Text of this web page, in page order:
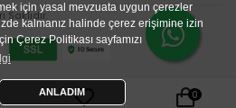
için yasal mevzuata uygun çerezler
kalmanız halinde çerez erişimine izin
Çerez Politikası sayfamızı
ANLADIM 0